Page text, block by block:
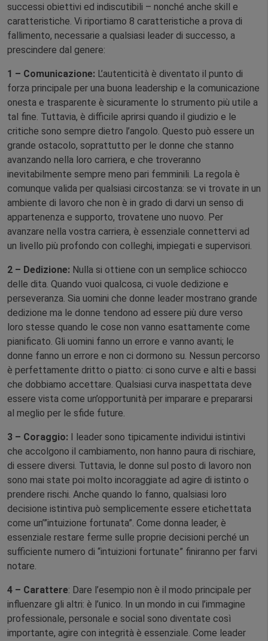
successi obiettivi ed indiscutibili – nonché anche skill e
caratteristiche. Vi riportiamo 8 caratteristiche a prova di
fallimento, necessarie a qualsiasi leader di successo, a
prescindere dal genere:
1 – Comunicazione: L’autenticità è diventato il punto di
forza principale per una buona leadership e la comunicazione
onesta e trasparente è sicuramente lo strumento più utile a
tal fine. Tuttavia, è difficile aprirsi quando il giudizio e le
critiche sono sempre dietro l’angolo. Questo può essere un
grande ostacolo, soprattutto per le donne che stanno
avanzando nella loro carriera, e che troveranno
inevitabilmente sempre meno pari femminili. La regola è
comunque valida per qualsiasi circostanza: se vi trovate in un
ambiente di lavoro che non è in grado di darvi un senso di
appartenenza e supporto, trovatene uno nuovo. Per
avanzare nella vostra carriera, è essenziale connettervi ad
un livello più profondo con colleghi, impiegati e supervisori.
2 – Dedizione: Nulla si ottiene con un semplice schiocco
delle dita. Quando vuoi qualcosa, ci vuole dedizione e
perseveranza. Sia uomini che donne leader mostrano grande
dedizione ma le donne tendono ad essere più dure verso
loro stesse quando le cose non vanno esattamente come
pianificato. Gli uomini fanno un errore e vanno avanti; le
donne fanno un errore e non ci dormono su. Nessun percorso
è perfettamente dritto o piatto: ci sono curve e alti e bassi
che dobbiamo accettare. Qualsiasi curva inaspettata deve
essere vista come un’opportunità per imparare e prepararsi
al meglio per le sfide future.
3 – Coraggio: I leader sono tipicamente individui istintivi
che accolgono il cambiamento, non hanno paura di rischiare,
di essere diversi. Tuttavia, le donne sul posto di lavoro non
sono mai state poi molto incoraggiate ad agire di istinto o
prendere rischi. Anche quando lo fanno, qualsiasi loro
decisione istintiva può semplicemente essere etichettata
come un’”intuizione fortunata”. Come donna leader, è
essenziale restare ferme sulle proprie decisioni perché un
sufficiente numero di “intuizioni fortunate” finiranno per farvi
notare.
4 – Carattere: Dare l’esempio non è il modo principale per
influenzare gli altri: è l’unico. In un mondo in cui l’immagine
professionale, personale e social sono diventate così
importante, agire con integrità è essenziale. Come leader